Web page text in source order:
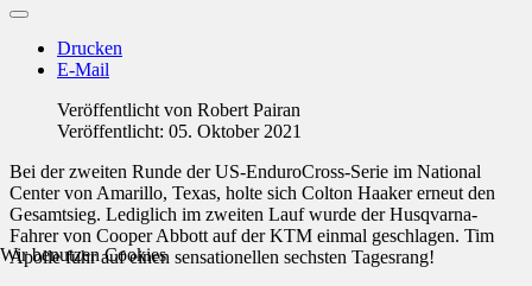
Drucken
E-Mail
Veröffentlicht von Robert Pairan
Veröffentlicht: 05. Oktober 2021
Bei der zweiten Runde der US-EnduroCross-Serie im National
Center von Amarillo, Texas, holte sich Colton Haaker erneut den
Gesamtsieg. Lediglich im zweiten Lauf wurde der Husqvarna-
Fahrer von Cooper Abbott auf der KTM einmal geschlagen. Tim
Apolle fuhr auf einen sensationellen sechsten Tagesrang!
Wir benutzen Cookies